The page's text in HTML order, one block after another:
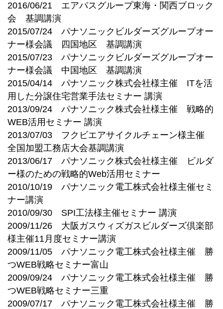
2016/06/21 エアパスグループ東海・関西ブロック
会 基調講演
2015/07/24 パナソニックビルダーズグループオー
ナー様会議 四国地区 基調講演
2015/07/23 パナソニックビルダーズグループオー
ナー様会議 中国地区 基調講演
2015/04/14 パナソニック株式会社様主催 ITを活
用した分譲住宅営業手法セミナー 講演
2013/09/24 パナソニック株式会社様主催 戦略的
WEB活用セミナー 講演
2013/07/03 フクビエアサイクルチェーン様主催
全国加盟工務店大会基調講演
2013/06/17 パナソニック株式会社様主催 ビルダ
ー様のための戦略的Web活用セミナー
2010/10/19 パナソニック電工株式会社様主催セミ
ナー講演
2010/09/30 SPI工法様主催セミナー 講演
2009/11/26 大阪ガスウィズガスビルダーズ倶楽部
様主催11月度セミナー講演
2009/11/05 パナソニック電工株式会社様主催 勝
つWEB戦略セミナー富山
2009/09/24 パナソニック電工株式会社様主催 勝
つWEB戦略セミナー三重
2009/07/17 パナソニック電工株式会社様主催 勝